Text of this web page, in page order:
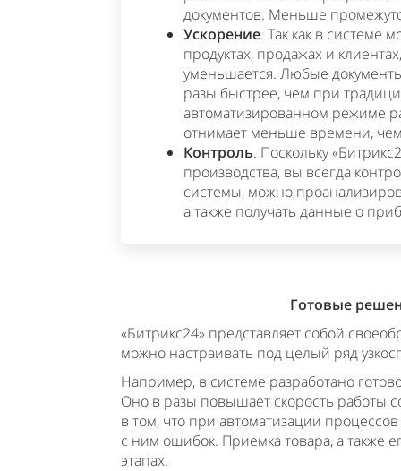
документов. Меньше
Ускорение. Так как в системе
продуктах, продажах и
уменьшается. Любые
разы быстрее, чем при
автоматизированном режиме
отнимает меньше времени,
Контроль. Поскольку
производства, вы всегда
системы, можно
а также получать данные о
Готовые
«Битрикс24» представляет собой
можно настраивать под целый ряд
Например, в системе разработано
Оно в разы повышает скорость работы
в том, что при автоматизации
с ним ошибок. Приемка товара, а также
этапах.